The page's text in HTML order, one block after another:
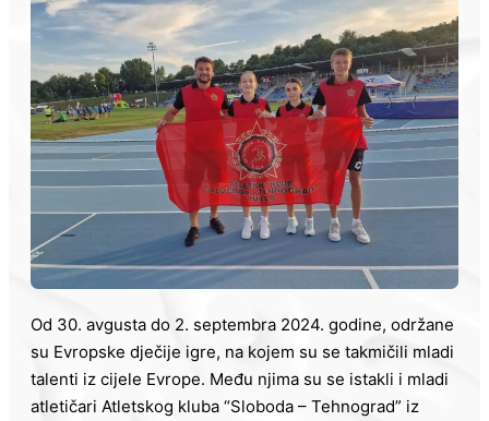
Od 30. avgusta do 2. septembra 2024. godine, održane
su Evropske dječije igre, na kojem su se takmičili mladi
talenti iz cijele Evrope. Među njima su se istakli i mladi
atletičari Atletskog kluba “Sloboda – Tehnograd” iz